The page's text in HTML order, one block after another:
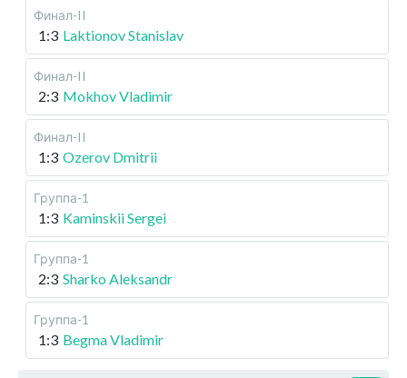
Финал-II
1:3 Laktionov Stanislav
Финал-II
2:3 Mokhov Vladimir
Финал-II
1:3 Ozerov Dmitrii
Группа-1
1:3 Kaminskii Sergei
Группа-1
2:3 Sharko Aleksandr
Группа-1
1:3 Begma Vladimir